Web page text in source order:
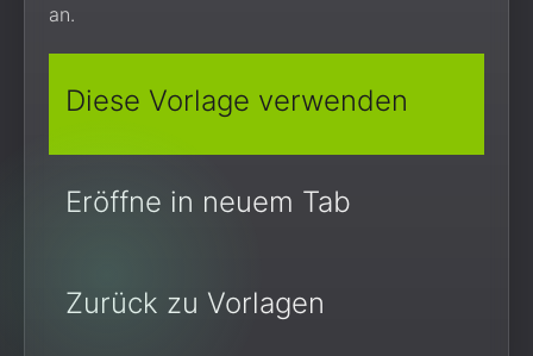
an.
Diese Vorlage verwenden
Eröffne in neuem Tab
Zurück zu Vorlagen